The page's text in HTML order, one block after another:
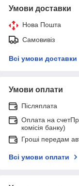
Умови доставки
Нова Пошта
Самовивіз
Всі умови доставки
Умови оплати
Післяплата
Оплата на
комісія банку)
Гроші передам
Всі умови оплати